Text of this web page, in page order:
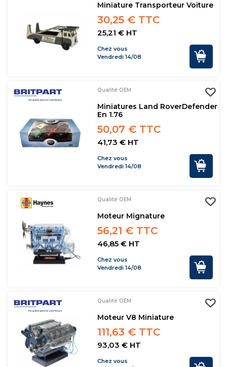
Miniature Transporteur Voiture
30,25 € TTC
25,21 € HT
Chez vous
Vendredi 14/08
Qualité OEM
Miniatures Land RoverDefender
En 1.76
50,07 € TTC
41,73 € HT
Chez vous
Vendredi 14/08
Qualité OEM
Moteur Mignature
56,21 € TTC
46,85 € HT
Chez vous
Vendredi 14/08
Qualité OEM
Moteur V8 Miniature
111,63 € TTC
93,03 € HT
Chez vous